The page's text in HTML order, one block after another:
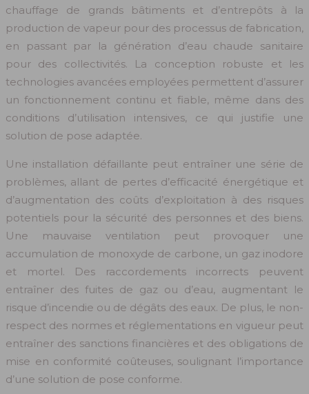
chauffage de grands bâtiments et d’entrepôts à la
production de vapeur pour des processus de fabrication,
en passant par la génération d’eau chaude sanitaire
pour des collectivités. La conception robuste et les
technologies avancées employées permettent d’assurer
un fonctionnement continu et fiable, même dans des
conditions d’utilisation intensives, ce qui justifie une
solution de pose adaptée.
Une installation défaillante peut entraîner une série de
problèmes, allant de pertes d’efficacité énergétique et
d’augmentation des coûts d’exploitation à des risques
potentiels pour la sécurité des personnes et des biens.
Une mauvaise ventilation peut provoquer une
accumulation de monoxyde de carbone, un gaz inodore
et mortel. Des raccordements incorrects peuvent
entraîner des fuites de gaz ou d’eau, augmentant le
risque d’incendie ou de dégâts des eaux. De plus, le non-
respect des normes et réglementations en vigueur peut
entraîner des sanctions financières et des obligations de
mise en conformité coûteuses, soulignant l’importance
d’une solution de pose conforme.